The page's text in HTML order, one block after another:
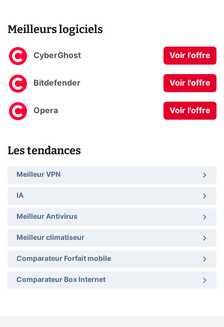
Meilleurs logiciels
CyberGhost Voir l'offre
Bitdefender Voir l'offre
Opera Voir l'offre
Les tendances
Meilleur VPN
IA
Meilleur Antivirus
Meilleur climatiseur
Comparateur Forfait mobile
Comparateur Box Internet